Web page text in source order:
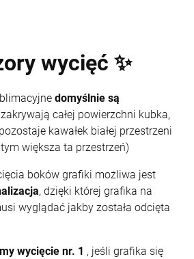
wycięć ✨
domyślnie są
całej powierzchni kubka,
kawałek białej przestrzeni
większa ta przestrzeń)
boków grafiki możliwa jest
, dzięki której grafika na
wyglądać jakby została odcięta
wycięcie nr. 1 , jeśli grafika się